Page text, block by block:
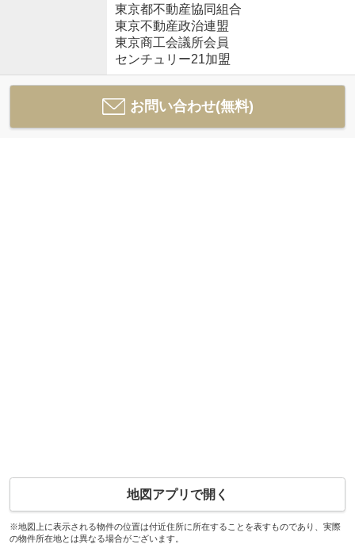
東京都不動産協同組合
東京不動産政治連盟
東京商工会議所会員
センチュリー21加盟
お問い合わせ(無料)
地図アプリで開く
※地図上に表示される物件の位置は付近住所に所在することを表すものであり、実際
の物件所在地とは異なる場合がございます。